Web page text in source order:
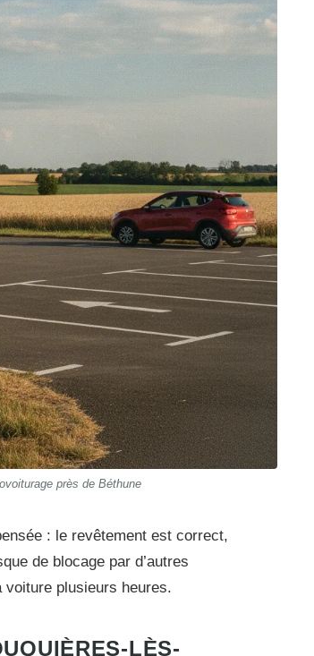
près de Béthune
: le revêtement est correct,
de blocage par d’autres
voiture plusieurs heures.
LÈS-